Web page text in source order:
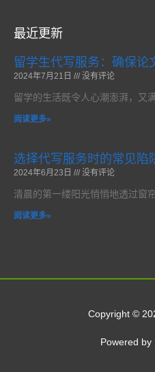
最近更新
留学生代写服务：确保论
2024年7月21日 没有评论
留学的生活既令人心潮澎湃，又
阅读更多»
选择代写服务时的常见陷
2024年6月23日 没有评论
清晨的第一缕阳光悄悄地透过窗
阅读更多»
Copyright ©
Powered by